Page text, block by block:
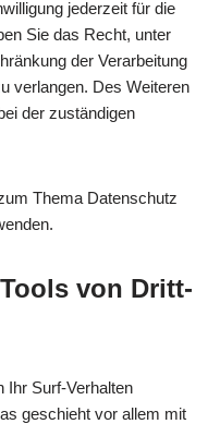
jederzeit für die
Sie das Recht, unter
der Verarbeitung
verlangen. Des Weiteren
der zuständigen
Thema Datenschutz
von Dritt­
Ihr Surf-Verhalten
geschieht vor allem mit